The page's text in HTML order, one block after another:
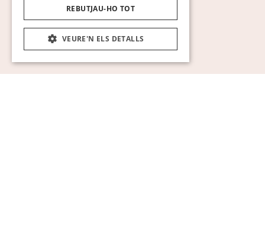
REBUTJAU-HO TOT
VEURE'N ELS DETALLS